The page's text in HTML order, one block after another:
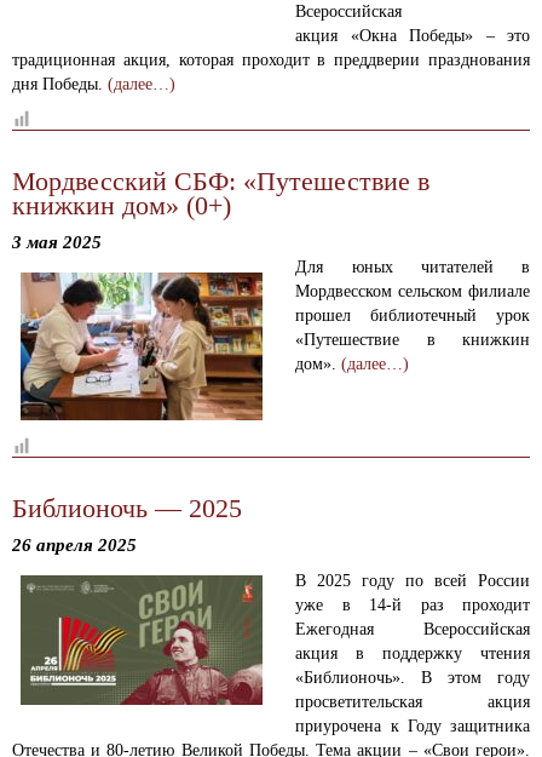
Всероссийская
акция «Окна Победы» – это
традиционная акция, которая проходит в преддверии празднования
дня Победы. (далее…)
Мордвесский СБФ: «Путешествие в
книжкин дом» (0+)
3 мая 2025
Для юных читателей в
Мордвесском сельском филиале
прошел библиотечный урок
«Путешествие в книжкин
дом».(далее…)
Библионочь — 2025
26 апреля 2025
В 2025 году по всей России
уже в 14-й раз проходит
Ежегодная Всероссийская
акция в поддержку чтения
«Библионочь». В этом году
просветительская акция
приурочена к Году защитника
Отечества и 80-летию Великой Победы. Тема акции – «Свои герои».